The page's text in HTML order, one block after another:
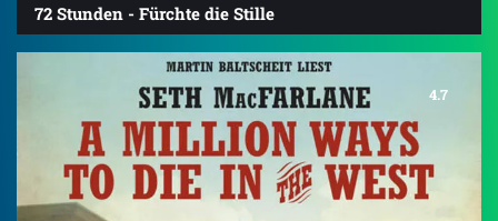
72 Stunden - Fürchte die Stille
4.7